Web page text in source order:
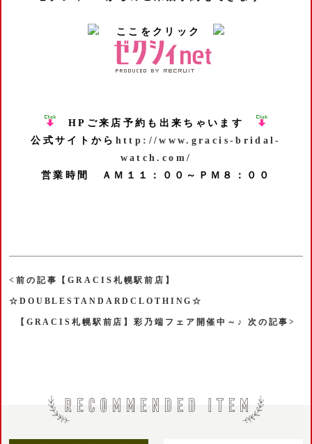
ここをクリック
HPご来店予約も出来ちゃいます
公式サイトから http://www.gracis-bridal-
watch.com/
営業時間 ＡＭ１１：００～ＰＭ８：００
<前の記事【GRACIS札幌駅前店】
☆DOUBLESTANDARDCLOTHING☆
【GRACIS札幌駅前店】彩乃端フェア開催中～♪ 次の記事>